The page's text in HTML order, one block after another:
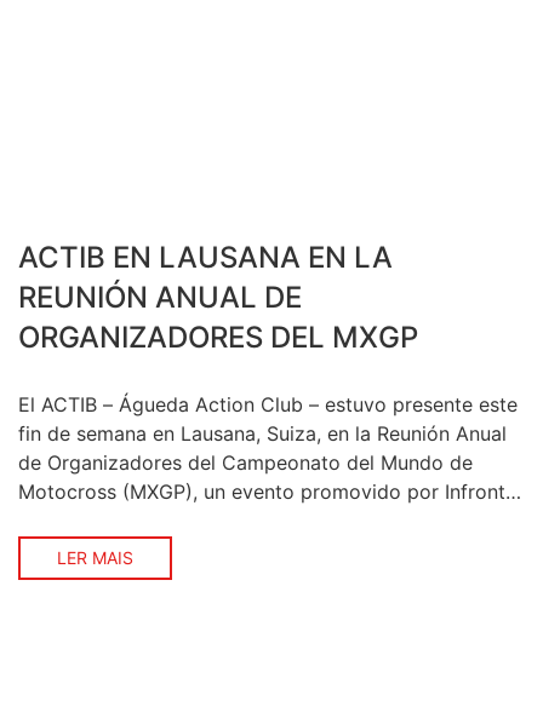
ACTIB EN LAUSANA EN LA
REUNIÓN ANUAL DE
ORGANIZADORES DEL MXGP
El ACTIB – Águeda Action Club – estuvo presente este
fin de semana en Lausana, Suiza, en la Reunión Anual
de Organizadores del Campeonato del Mundo de
Motocross (MXGP), un evento promovido por Infront
Motociclismo.
LER MAIS